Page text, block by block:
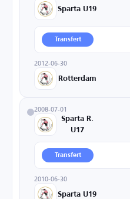
Sparta U19
Transfert
2012-06-30
Rotterdam
2008-07-01
Sparta R.
U17
Transfert
2010-06-30
Sparta U19